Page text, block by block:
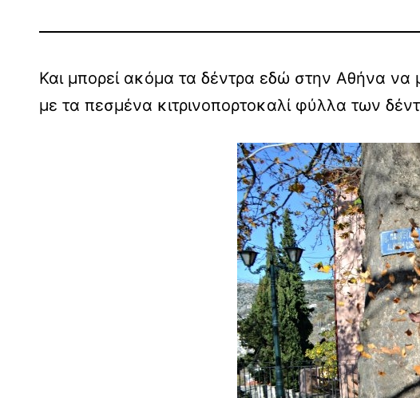
Και μπορεί ακόμα τα δέντρα εδώ στην Αθήνα να
με τα πεσμένα κιτρινοπορτοκαλί φύλλα των